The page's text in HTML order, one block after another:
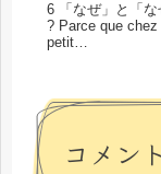
6 「なぜ」と「
? Parce que chez
petit…
コメント